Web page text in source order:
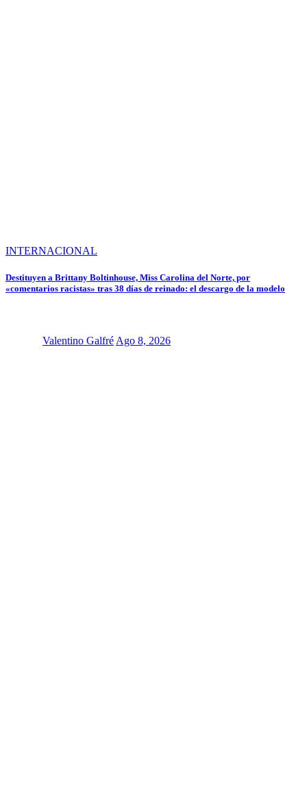
INTERNACIONAL
Destituyen a Brittany Boltinhouse, Miss Carolina del Norte, por
«comentarios racistas» tras 38 días de reinado: el descargo de la modelo
Valentino Galfré Ago 8, 2026